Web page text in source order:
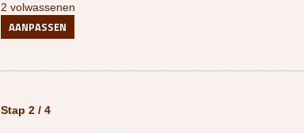
2 volwassenen
AANPASSEN
Stap 2 / 4